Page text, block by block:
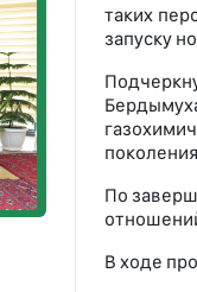
таких
запуску
По
В ходе